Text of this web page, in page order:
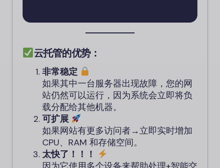
云托管的优势：
非常稳定
如果其中一台服务器出现故障，您的网
站仍然可以运行，因为系统会立即将负
载分配给其他机器。
可扩展
如果网站有更多访问者→立即实时增加
CPU、RAM 和存储空间。
太快了！！！